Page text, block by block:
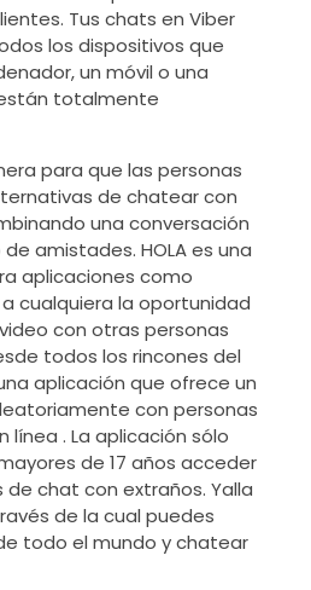
Tus chats en Viber
los dispositivos que
un móvil o una
totalmente
para que las personas
de chatear con
una conversación
amistades. HOLA es una
aplicaciones como
cualquiera la oportunidad
con otras personas
todos los rincones del
aplicación que ofrece un
con personas
línea . La aplicación sólo
de 17 años acceder
chat con extraños. Yalla
de la cual puedes
todo el mundo y chatear